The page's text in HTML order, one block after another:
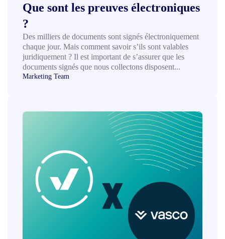
Que sont les preuves électroniques
?
Des milliers de documents sont signés électroniquement
chaque jour. Mais comment savoir s’ils sont valables
juridiquement ? Il est important de s’assurer que les
documents signés que nous collectons disposent...
Marketing Team